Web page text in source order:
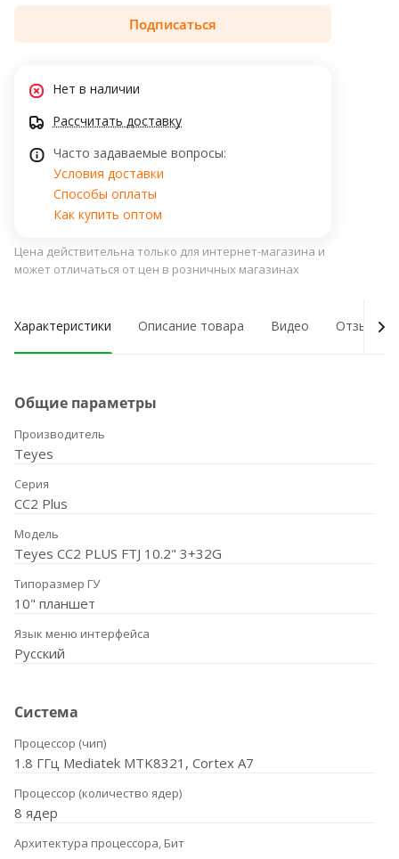
Подписаться
Нет в наличии
Рассчитать доставку
Часто задаваемые вопросы:
Условия доставки
Способы оплаты
Как купить оптом
Цена действительна только для интернет-магазина и
может отличаться от цен в розничных магазинах
Характеристики Описание товара Видео Отзывы о
Общие параметры
Производитель
Teyes
Серия
CC2 Plus
Модель
Teyes CC2 PLUS FTJ 10.2" 3+32G
Типоразмер ГУ
10" планшет
Язык меню интерфейса
Русский
Система
Процессор (чип)
1.8 ГГц Mediatek MTK8321, Cortex A7
Процессор (количество ядер)
8 ядер
Архитектура процессора, Бит